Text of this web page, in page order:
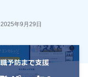
2025年9月29日